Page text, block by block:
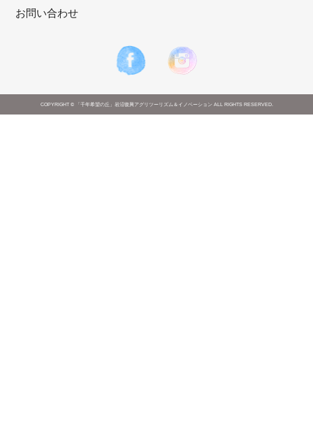
お問い合わせ
COPYRIGHT © 「千年希望の丘」岩沼復興アグリツーリズム＆イノベーション ALL RIGHTS RESERVED.